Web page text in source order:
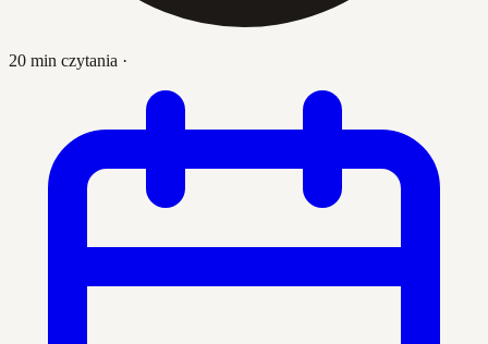
20 min czytania ·